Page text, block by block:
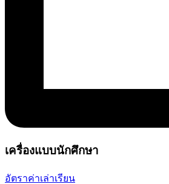
เครื่องแบบนักศึกษา
อัตราค่าเล่าเรียน